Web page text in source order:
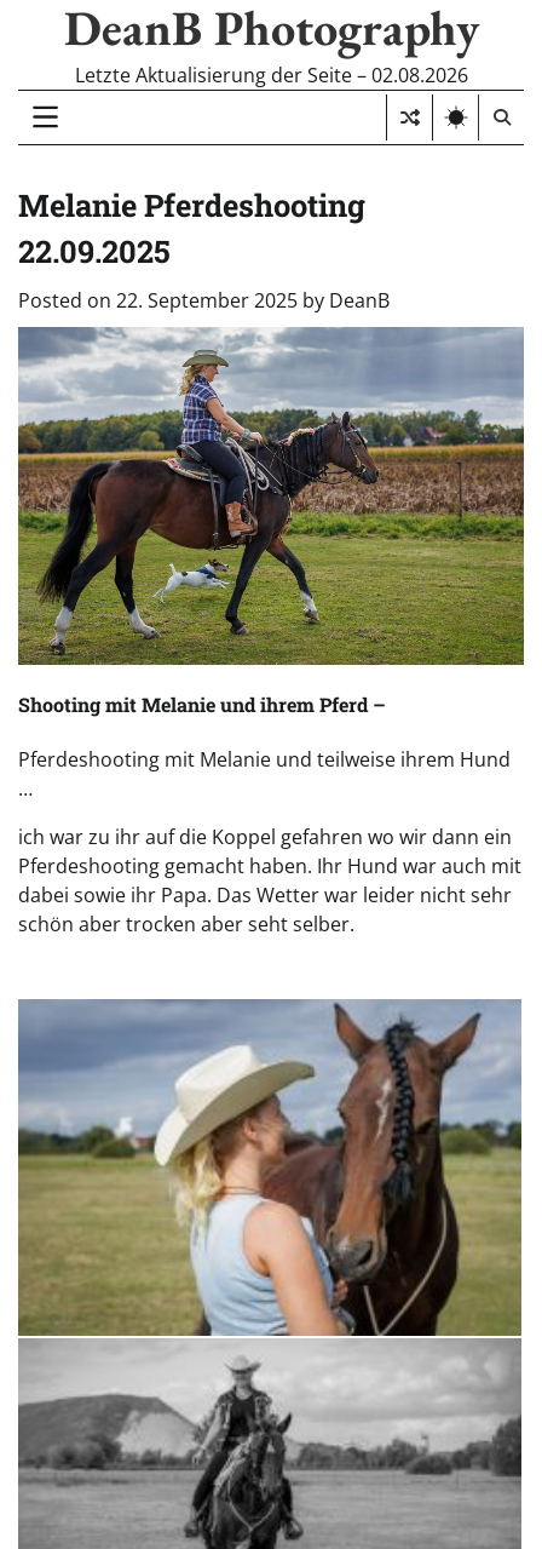
DeanB Photography
Letzte Aktualisierung der Seite – 02.08.2026
Melanie Pferdeshooting
22.09.2025
Posted on 22. September 2025 by DeanB
Shooting mit Melanie und ihrem Pferd –
Pferdeshooting mit Melanie und teilweise ihrem Hund
…
ich war zu ihr auf die Koppel gefahren wo wir dann ein
Pferdeshooting gemacht haben. Ihr Hund war auch mit
dabei sowie ihr Papa. Das Wetter war leider nicht sehr
schön aber trocken aber seht selber.